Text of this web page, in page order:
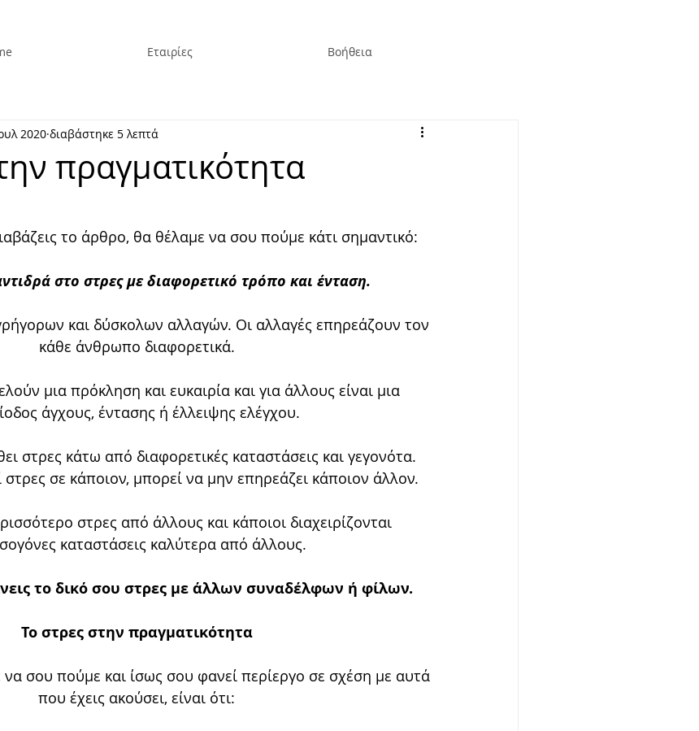
Εταιρίες Βοήθεια
πραγματικότητα
2020 διαβάστηκε 5 λεπτά
το άρθρο, θα θέλαμε να σου πούμε κάτι σημαντικό:
στο στρες με διαφορετικό τρόπο και ένταση.
και δύσκολων αλλαγών. Οι αλλαγές επηρεάζουν τον
κάθε άνθρωπο διαφορετικά.
μια πρόκληση και ευκαιρία και για άλλους είναι μια
άγχους, έντασης ή έλλειψης ελέγχου.
στρες κάτω από διαφορετικές καταστάσεις και γεγονότα.
σε κάποιον, μπορεί να μην επηρεάζει κάποιον άλλον.
στρες από άλλους και κάποιοι διαχειρίζονται
καταστάσεις καλύτερα από άλλους.
το δικό σου στρες με άλλων συναδέλφων ή φίλων.
Το στρες στην πραγματικότητα
σου πούμε και ίσως σου φανεί περίεργο σε σχέση με αυτά
που έχεις ακούσει, είναι ότι: